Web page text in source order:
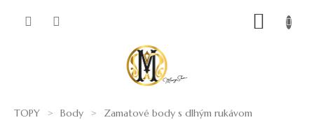
TOPY Body Zamatové body s dlhým rukávom